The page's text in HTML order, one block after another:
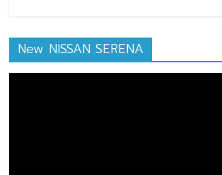
New NISSAN SERENA